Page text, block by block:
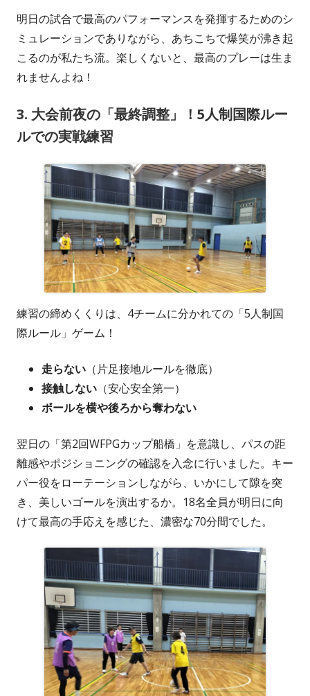
明日の試合で最高のパフォーマンスを発揮するためのシ
ミュレーションでありながら、あちこちで爆笑が沸き起
こるのが私たち流。楽しくないと、最高のプレーは生ま
れませんよね！
3. 大会前夜の「最終調整」！5人制国際ルー
ルでの実戦練習
練習の締めくくりは、4チームに分かれての「5人制国
際ルール」ゲーム！
走らない （片足接地ルールを徹底）
接触しない （安心安全第一）
ボールを横や後ろから奪わない
翌日の「第2回WFPGカップ船橋」を意識し、パスの距
離感やポジショニングの確認を入念に行いました。キー
パー役をローテーションしながら、いかにして隙を突
き、美しいゴールを演出するか。18名全員が明日に向
けて最高の手応えを感じた、濃密な70分間でした。